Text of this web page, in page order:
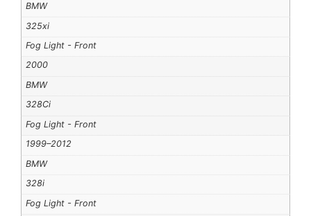
BMW
325xi
Fog Light - Front
2000
BMW
328Ci
Fog Light - Front
1999–2012
BMW
328i
Fog Light - Front